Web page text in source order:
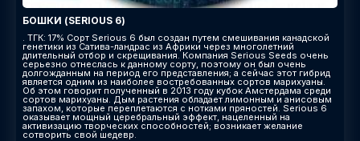
БОШКИ (SERIOUS 6)
. ТГК: 17% Сорт Serious 6 был создан путем смешивания канадской
генетики из Сатива-ландрас из Африки через многолетний
длительный отбор и скрещивания. Компания Serious Seeds очень
серьезно отнеслась к данному сорту, поэтому он был очень
долгожданным на период его представления; а сейчас этот гибрид
является одним из наиболее востребованных сортов марихуаны.
Об этом говорит полученный в 2013 году кубок Амстердама среди
сортов марихуаны. Дым растения обладает лимонным и анисовым
запахом, которые переплетаются с нотками пряностей. Serious 6
оказывает мощный церебральный эффект, нацеленный на
активизацию творческих способностей; возникает желание
сотворить свой шедевр.